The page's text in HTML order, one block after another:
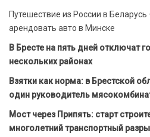
Путешествие из России в
арендовать авто в Минске
В Бресте на пять дней отключат
нескольких районах
Взятки как норма: в Брестской
один руководитель
Мост через Припять: старт
многолетний транспортный